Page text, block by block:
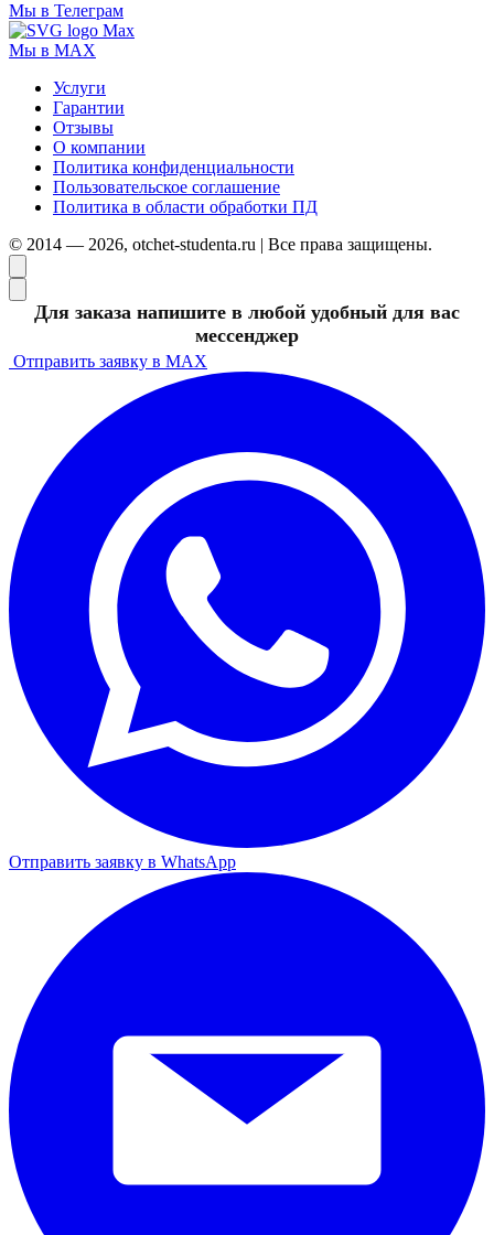
Мы в Телеграм
Мы в MAX
Услуги
Гарантии
Отзывы
О компании
Политика конфиденциальности
Пользовательское соглашение
Политика в области обработки ПД
© 2014 — 2026, otchet-studenta.ru | Все права защищены.
Для заказа напишите в любой удобный для вас
мессенджер
Отправить заявку в MAX
Отправить заявку в WhatsApp